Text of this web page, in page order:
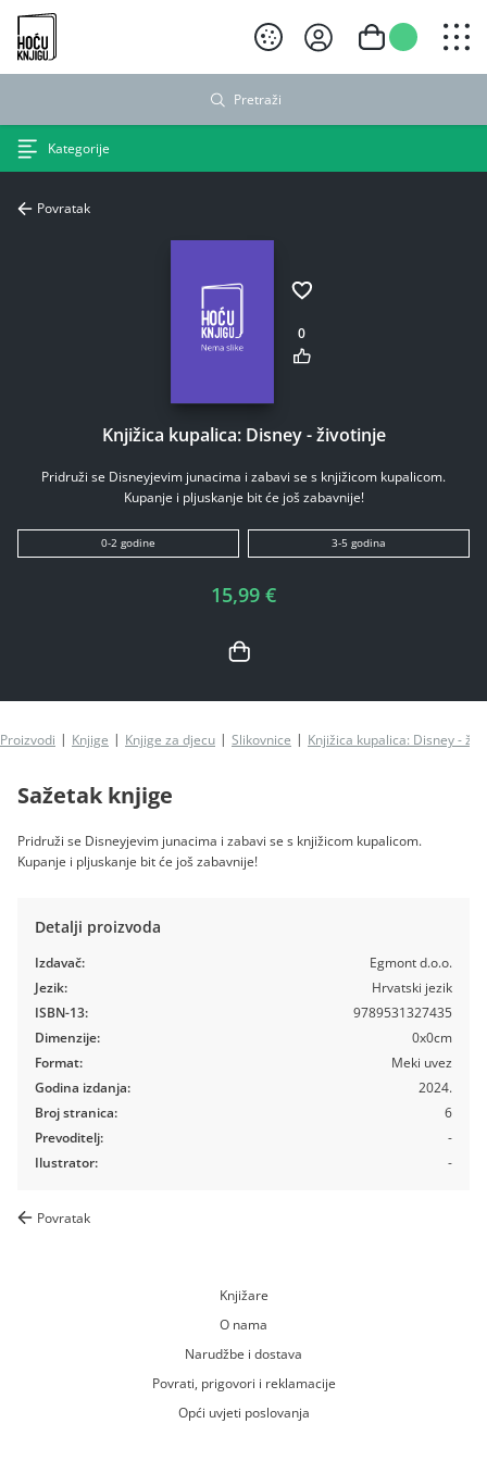
Hoću knjigu crni logo
Pretraži
Kategorije
Povratak
0
Knjižica kupalica: Disney - životinje
Pridruži se Disneyjevim junacima i zabavi se s knjižicom kupalicom.
Kupanje i pljuskanje bit će još zabavnije!
0-2 godine 3-5 godina
15,99 €
Proizvodi Knjige Knjige za djecu Slikovnice Knjižica kupalica: Disney -
Sažetak knjige
Pridruži se Disneyjevim junacima i zabavi se s knjižicom kupalicom.
Kupanje i pljuskanje bit će još zabavnije!
Detalji proizvoda
Izdavač:
Jezik:
ISBN-13:
Dimenzije:
Format:
Godina izdanja:
Broj stranica:
Prevoditelj:
Ilustrator:
Egmont d.o.o.
Hrvatski jezik
9789531327435
0x0cm
Meki uvez
2024.
6
-
-
Povratak
Knjižare
O nama
Narudžbe i dostava
Povrati, prigovori i reklamacije
Opći uvjeti poslovanja